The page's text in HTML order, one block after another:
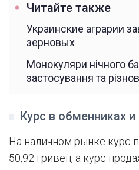
Читайте также
Украинские аграрии
зерновых
Монокуляри нічного
застосування та
Курс в обменниках
На наличном рынке курс
50,92 гривен, а курс